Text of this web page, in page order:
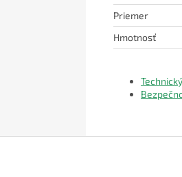
Priemer
Hmotnosť